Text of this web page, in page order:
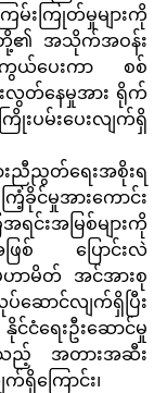
ကြုတ်မှုများကို
တို့၏ အသိုက်အဝန်း
ကွယ်ပေးကာ စစ်
လွတ်နေမှုအား ရိုက်
းပမ်းပေးလျက်ရှိ
းညီညွတ်ရေးအစိုးရ
င်မှုအားကောင်း
းအမြစ်များကို
ြစ် ပြောင်းလဲ
ာမိတ် အင်အားစု
ောင်လျက်ရှိပြီး
ငံရေးဦးဆောင်မှု
သည့် အတားအဆီး
ရှိကြောင်း၊